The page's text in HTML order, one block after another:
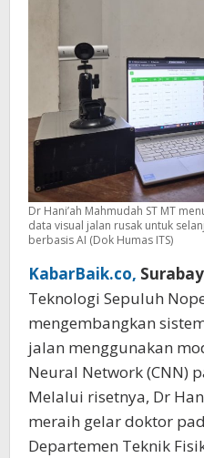
Dr Hani’ah Mahmudah ST MT
data visual jalan rusak untuk
berbasis AI (Dok Humas ITS)
KabarBaik.co,
Teknologi Sepuluh
mengembangkan
jalan menggunakan
Neural Network (CNN)
Melalui risetnya, Dr
meraih gelar doktor
Departemen Teknik